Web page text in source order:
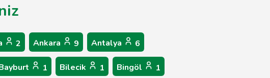
2 Ankara 9 Antalya 6
1 Bilecik 1 Bingöl 1